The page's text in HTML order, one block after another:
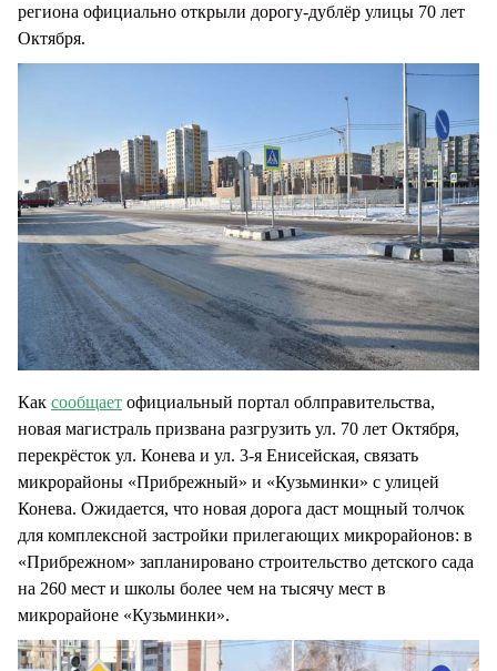
региона официально открыли дорогу-дублёр улицы 70 лет
Октября.
Как сообщает официальный портал облправительства,
новая магистраль призвана разгрузить ул. 70 лет Октября,
перекрёсток ул. Конева и ул. 3-я Енисейская, связать
микрорайоны «Прибрежный» и «Кузьминки» с улицей
Конева. Ожидается, что новая дорога даст мощный толчок
для комплексной застройки прилегающих микрорайонов: в
«Прибрежном» запланировано строительство детского сада
на 260 мест и школы более чем на тысячу мест в
микрорайоне «Кузьминки».